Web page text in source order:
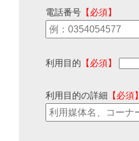
電話番号 【必須】
利用目的 【必須】
利用目的の詳細 【必須】